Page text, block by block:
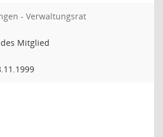
- Verwaltungsrat
Mitglied